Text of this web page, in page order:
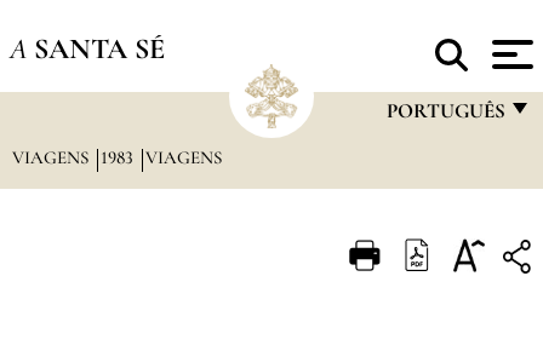
A SANTA SÉ
PORTUGUÊS
ITALIANO
VIAGENS 1983 VIAGENS